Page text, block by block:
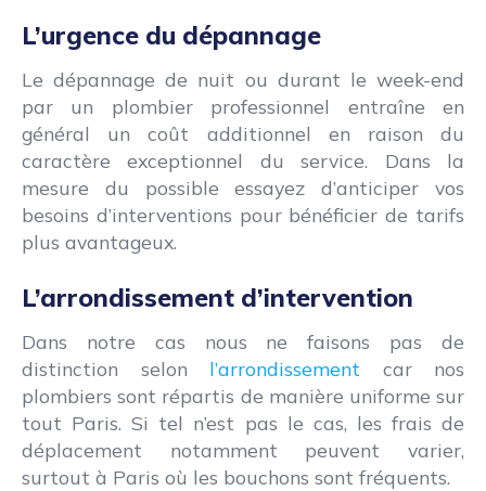
L’urgence du dépannage
Le dépannage de nuit ou durant le week-end
par un plombier professionnel entraîne en
général un coût additionnel en raison du
caractère exceptionnel du service. Dans la
mesure du possible essayez d’anticiper vos
besoins d’interventions pour bénéficier de tarifs
plus avantageux.
L’arrondissement d’intervention
Dans notre cas nous ne faisons pas de
distinction selon l’arrondissement car nos
plombiers sont répartis de manière uniforme sur
tout Paris. Si tel n’est pas le cas, les frais de
déplacement notamment peuvent varier,
surtout à Paris où les bouchons sont fréquents.